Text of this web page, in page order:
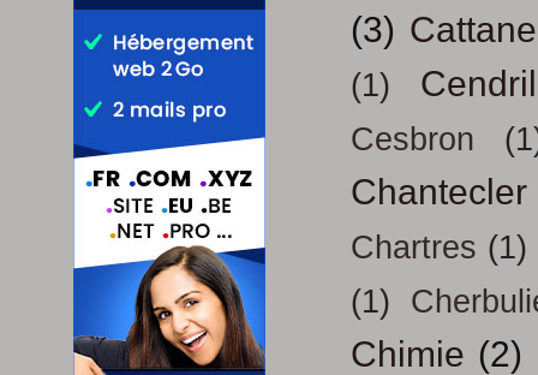
(3)
(1)
Cesbron
Chantecler
Chartres (1)
(1)
Chimie (2)